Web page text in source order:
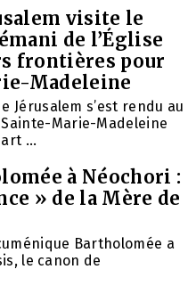
visite le
de l’Église
frontières pour
Madeleine
Jérusalem s’est rendu au
Marie-Madeleine
...
à Néochori :
» de la Mère de
Bartholomée a
le canon de